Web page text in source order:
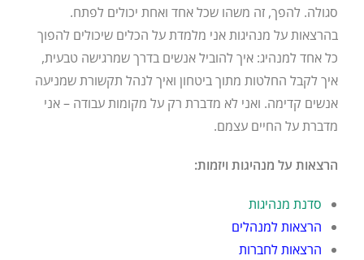
סגולה. להפך, זה משהו שכל אחד ואחת יכולים לפתח.
בהרצאות על מנהיגות אני מלמדת על הכלים שיכולים להפוך
כל אחד למנהיג: איך להוביל אנשים בדרך שמרגישה טבעית,
איך לקבל החלטות מתוך ביטחון ואיך לנהל תקשורת שמניעה
אנשים קדימה. ואני לא מדברת רק על מקומות עבודה – אני
מדברת על החיים עצמם.
הרצאות על מנהיגות ויזמות:
סדנת מנהיגות
הרצאות למנהלים
הרצאות לחברות